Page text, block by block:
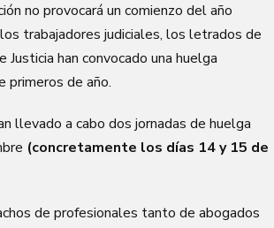
no provocará un comienzo del año
trabajadores judiciales, los letrados de
Justicia han convocado una huelga
primeros de año.
llevado a cabo dos jornadas de huelga
(concretamente los días 14 y 15 de
de profesionales tanto de abogados